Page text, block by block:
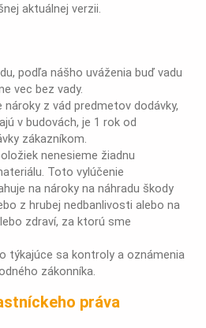
aktuálnej verzii.
podľa nášho uváženia buď vadu
vec bez vady.
z vád predmetov dodávky,
v budovách, je 1 rok od
zákazníkom.
nenesieme žiadnu
Toto vylúčenie
na nároky na náhradu škody
z hrubej nedbanlivosti alebo na
zdraví, za ktorú sme
týkajúce sa kontroly a oznámenia
zákonníka.
práva